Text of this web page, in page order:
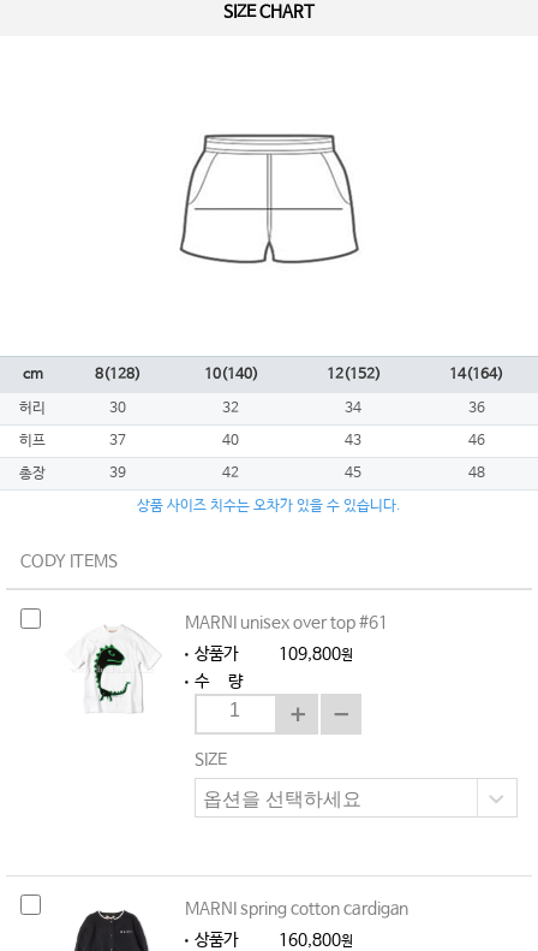
SIZE CHART
cm 8(128) 10(140) 12(152)
14(164)
허리
30 32 34
36
히프
37 40 43
46
총장
39 42 45
48
상품 사이즈 치수는 오차가 있을 수 있습니다.
CODY ITEMS
MARNI unisex over top #61
상품가
109,800원
수 량
SIZE
MARNI spring cotton cardigan
상품가
160,800원